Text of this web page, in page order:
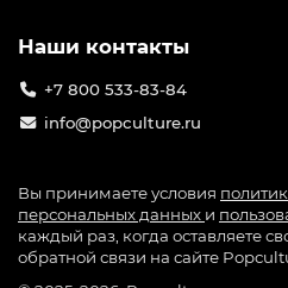
Наши контакты
+7 800 533-83-84
info@popculture.ru
Вы принимаете условия
персональных данных и
каждый раз, когда оставляете
обратной связи на сайте